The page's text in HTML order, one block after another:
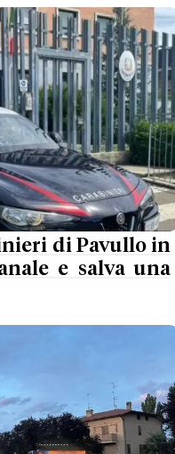
di Pavullo in
e salva una